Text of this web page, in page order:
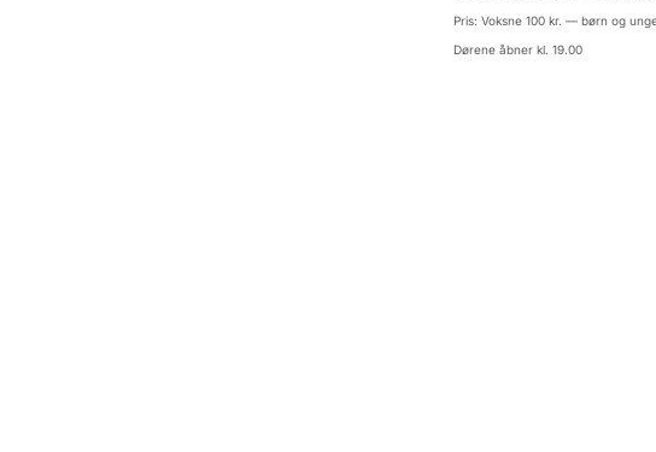
Pris: Voksne 100 kr. — børn og
Dørene åbner kl. 19.00